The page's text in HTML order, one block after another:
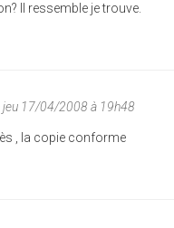
Il ressemble je trouve.
jeu 17/04/2008 à 19h48
, la copie conforme